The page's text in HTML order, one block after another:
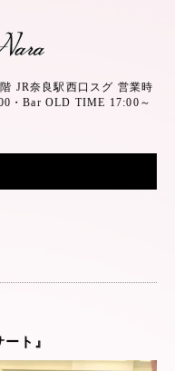
JR奈良駅西口スグ 営業時
・Bar OLD TIME 17:00～
ト』